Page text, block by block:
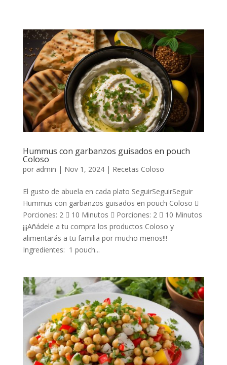
Hummus con garbanzos guisados en pouch
Coloso
por admin | Nov 1, 2024| Recetas Coloso
El gusto de abuela en cada plato SeguirSeguirSeguir
Hummus con garbanzos guisados en pouch Coloso 
Porciones: 2  10 Minutos  Porciones: 2  10 Minutos
¡¡¡Añádele a tu compra los productos Coloso y
alimentarás a tu familia por mucho menos!!!
Ingredientes: 1 pouch...